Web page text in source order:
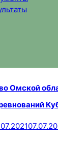
Омской